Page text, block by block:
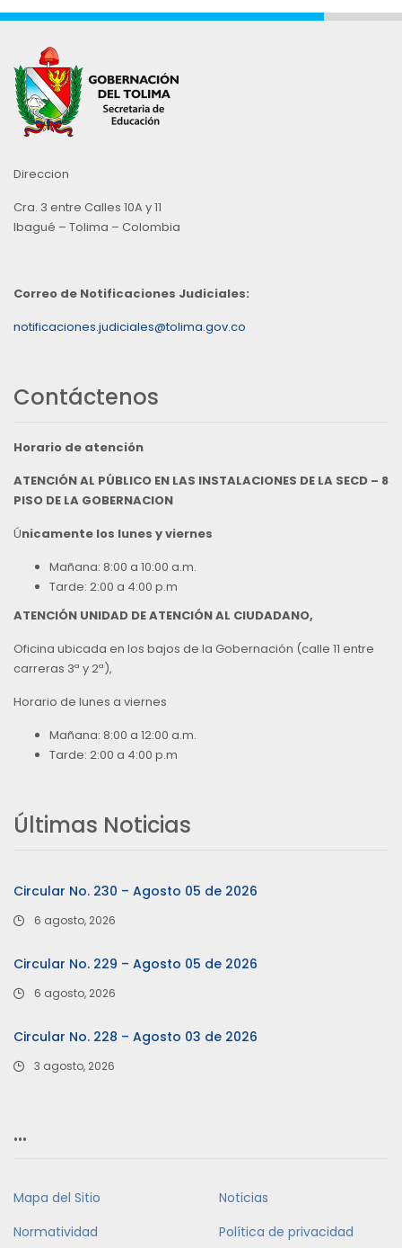
Direccion
Cra. 3 entre Calles 10A y 11
Ibagué – Tolima – Colombia
Correo de Notificaciones Judiciales:
notificaciones.judiciales@tolima.gov.co
Contáctenos
Horario de atención
ATENCIÓN AL PÚBLICO EN LAS INSTALACIONES DE LA SECD – 8
PISO DE LA GOBERNACION
Únicamente los lunes y viernes
Mañana: 8:00 a 10:00 a.m.
Tarde: 2:00 a 4:00 p.m
ATENCIÓN UNIDAD DE ATENCIÓN AL CIUDADANO,
Oficina ubicada en los bajos de la Gobernación (calle 11 entre
carreras 3ª y 2ª),
Horario de lunes a viernes
Mañana: 8:00 a 12:00 a.m.
Tarde: 2:00 a 4:00 p.m
Últimas Noticias
Circular No. 230 – Agosto 05 de 2026
6 agosto, 2026
Circular No. 229 – Agosto 05 de 2026
6 agosto, 2026
Circular No. 228 – Agosto 03 de 2026
3 agosto, 2026
…
Mapa del Sitio
Noticias
Normatividad
Política de privacidad